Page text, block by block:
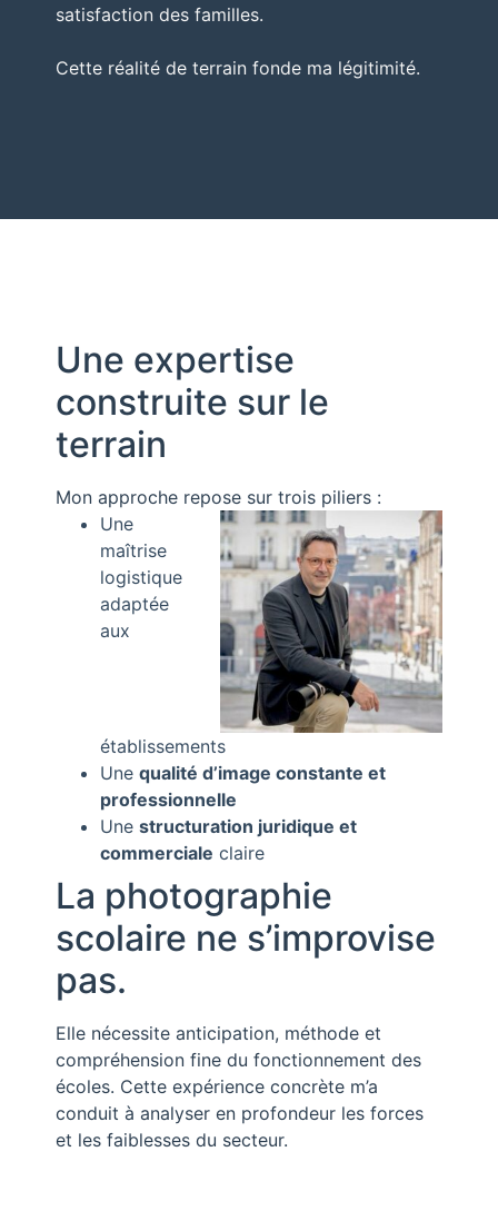
satisfaction des familles.
Cette réalité de terrain fonde ma légitimité.
Une expertise
construite sur le
terrain
Mon approche repose sur trois piliers :
Une
maîtrise
logistique
adaptée
aux
établissements
Une qualité d’image constante et
professionnelle
Une structuration juridique et
commerciale claire
La photographie
scolaire ne s’improvise
pas.
Elle nécessite anticipation, méthode et
compréhension fine du fonctionnement des
écoles. Cette expérience concrète m’a
conduit à analyser en profondeur les forces
et les faiblesses du secteur.